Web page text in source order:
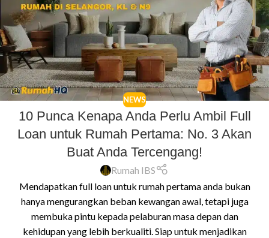
NEWS
10 Punca Kenapa Anda Perlu Ambil Full
Loan untuk Rumah Pertama: No. 3 Akan
Buat Anda Tercengang!
Rumah IBS
Mendapatkan full loan untuk rumah pertama anda bukan
hanya mengurangkan beban kewangan awal, tetapi juga
membuka pintu kepada pelaburan masa depan dan
kehidupan yang lebih berkualiti. Siap untuk menjadikan